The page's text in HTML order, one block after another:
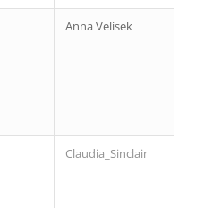
Anna Velisek
Claudia_Sinclair